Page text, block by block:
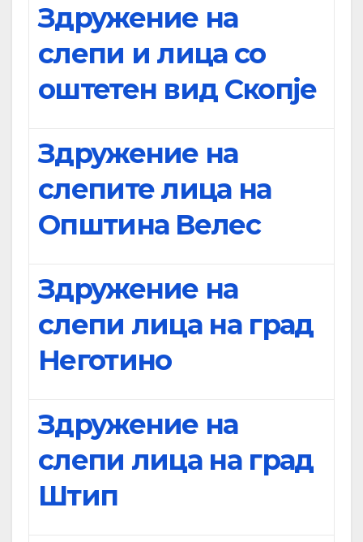
Здружение на
слепи и лица со
оштетен вид Скопје
Здружение на
слепите лица на
Општина Велес
Здружение на
слепи лица на град
Неготино
Здружение на
слепи лица на град
Штип